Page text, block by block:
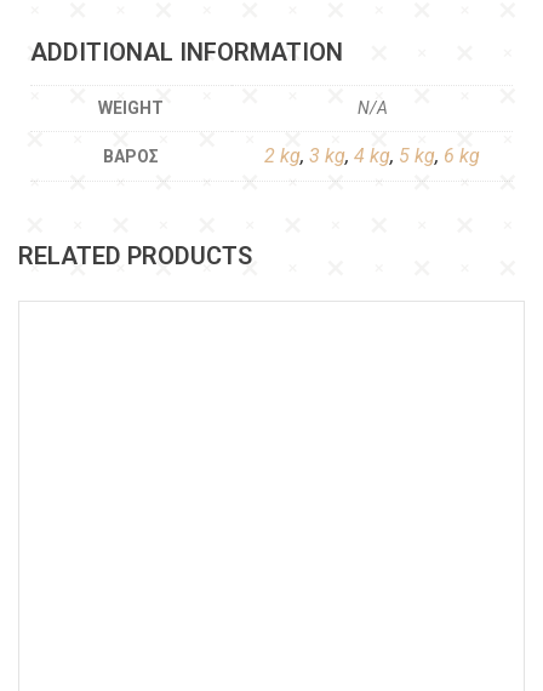
ADDITIONAL INFORMATION
WEIGHT N/A
ΒΆΡΟΣ 2 kg, 3 kg, 4 kg, 5 kg, 6 kg
RELATED PRODUCTS